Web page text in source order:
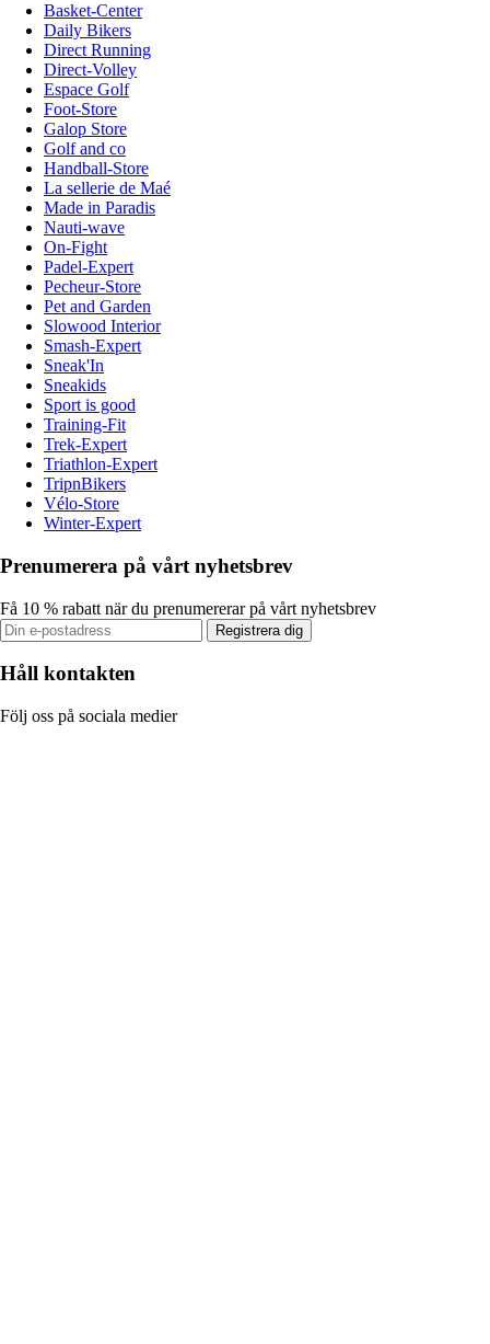
Basket-Center
Daily Bikers
Direct Running
Direct-Volley
Espace Golf
Foot-Store
Galop Store
Golf and co
Handball-Store
La sellerie de Maé
Made in Paradis
Nauti-wave
On-Fight
Padel-Expert
Pecheur-Store
Pet and Garden
Slowood Interior
Smash-Expert
Sneak'In
Sneakids
Sport is good
Training-Fit
Trek-Expert
Triathlon-Expert
TripnBikers
Vélo-Store
Winter-Expert
Prenumerera på vårt nyhetsbrev
Få 10 % rabatt när du prenumererar på vårt nyhetsbrev
Registrera dig
Håll kontakten
Följ oss på sociala medier